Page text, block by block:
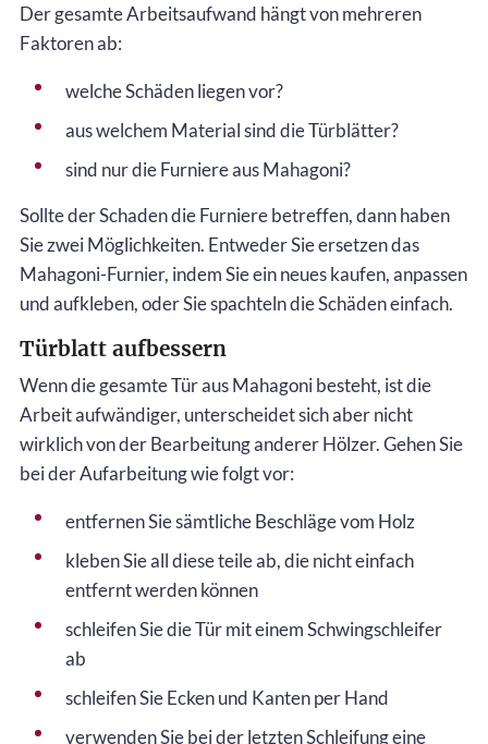
Der gesamte Arbeitsaufwand hängt von mehreren
Faktoren ab:
welche Schäden liegen vor?
aus welchem Material sind die Türblätter?
sind nur die Furniere aus Mahagoni?
Sollte der Schaden die Furniere betreffen, dann haben
Sie zwei Möglichkeiten. Entweder Sie ersetzen das
Mahagoni-Furnier, indem Sie ein neues kaufen, anpassen
und aufkleben, oder Sie spachteln die Schäden einfach.
Türblatt aufbessern
Wenn die gesamte Tür aus Mahagoni besteht, ist die
Arbeit aufwändiger, unterscheidet sich aber nicht
wirklich von der Bearbeitung anderer Hölzer. Gehen Sie
bei der Aufarbeitung wie folgt vor:
entfernen Sie sämtliche Beschläge vom Holz
kleben Sie all diese teile ab, die nicht einfach
entfernt werden können
schleifen Sie die Tür mit einem Schwingschleifer
ab
schleifen Sie Ecken und Kanten per Hand
verwenden Sie bei der letzten Schleifung eine